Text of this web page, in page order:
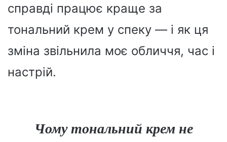
справді працює краще за
тональний крем у спеку — і як ця
зміна звільнила моє обличчя, час і
настрій.
Чому тональний крем не